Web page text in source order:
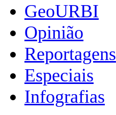
GeoURBI
Opinião
Reportagens
Especiais
Infografias